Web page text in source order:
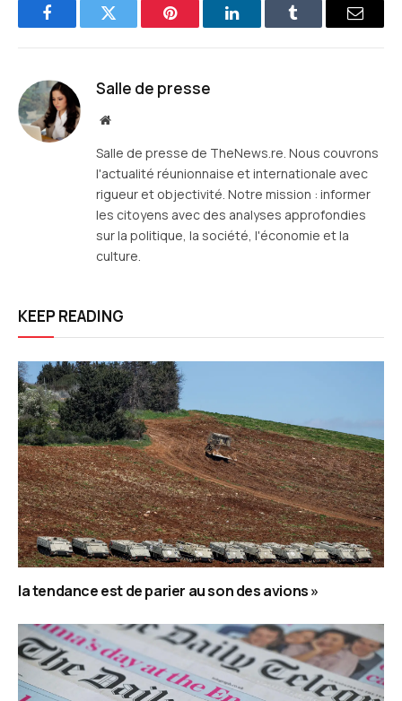
FacebookTwitter Pinterest LinkedInTumblr
E-
Salle de presse
Site
Salle de presse de TheNews.re. Nous couvrons
l'actualité réunionnaise et internationale avec
rigueur et objectivité. Notre mission : informer
les citoyens avec des analyses approfondies
sur la politique, la société, l'économie et la
culture.
KEEP READING
la tendance est de parier au son des avions »